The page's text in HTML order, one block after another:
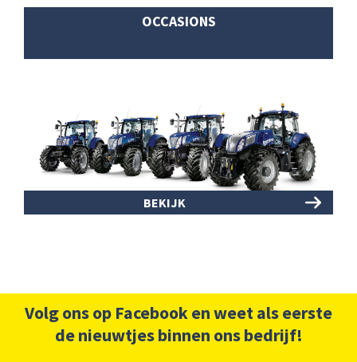
OCCASIONS
BEKIJK
Volg ons op Facebook en weet als eerste
de nieuwtjes binnen ons bedrijf!